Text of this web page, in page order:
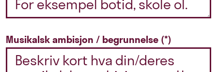
Musikalsk ambisjon / begrunnelse